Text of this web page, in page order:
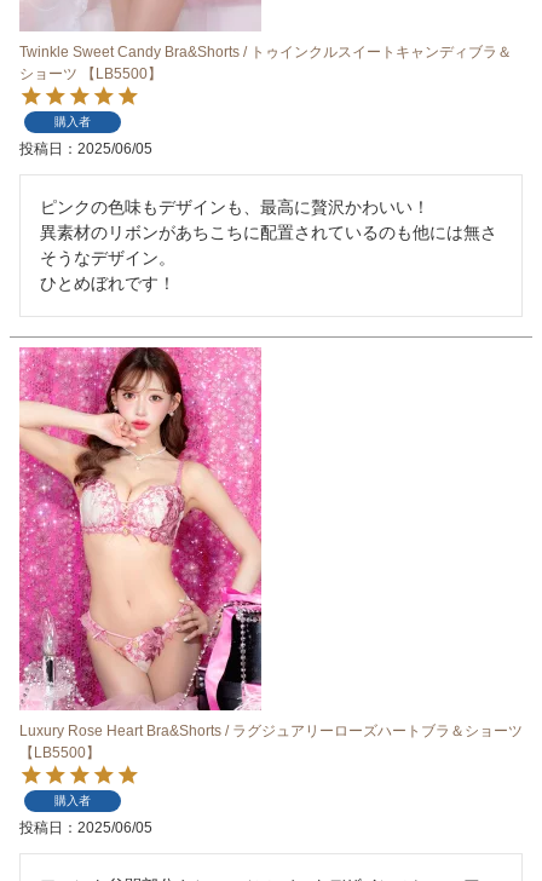
Twinkle Sweet Candy Bra&Shorts / トゥインクルスイートキャンディブラ＆
ショーツ 【LB5500】
購入者
投稿日 2025/06/05
ピンクの色味もデザインも、最高に贅沢かわいい！
異素材のリボンがあちこちに配置されているのも他には無さ
そうなデザイン。
Luxury Rose Heart Bra&Shorts / ラグジュアリーローズハートブラ＆ショーツ
【LB5500】
購入者
投稿日 2025/06/05